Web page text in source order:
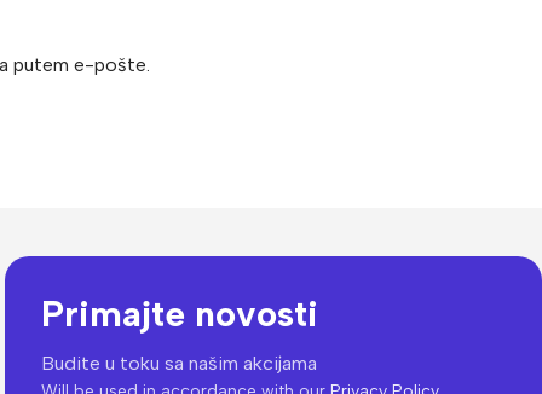
putem e-pošte.
Primajte novosti
Budite u toku sa našim akcijama